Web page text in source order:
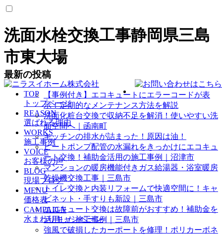
洗面水栓交換工事静岡県三島
市東大場
TOP
トップページ
REASON
選ばれる理由
WORKS
施工事例
VOICE
お客様の声
BLOG
現場ブログ
MENU
価格表
CAMPAIGN
水まわりキャンペーン
最新の投稿
【事例付き】エコキュートにエラーコードが表
示！定期的なメンテナンス方法を解説
洗面化粧台交換で収納不足を解消！使いやすい洗
面空間へ｜函南町
キッチンの排水が詰まった！原因は油！
ヒートポンプ配管の水漏れをきっかけにエコキュ
ート交換！補助金活用の施工事例｜沼津市
マンションの暖房機能付きガス給湯器・浴室暖房
乾燥機交換工事｜三島市
トイレ交換と内装リフォームで快適空間に！キャ
ビネット・手すりも新設｜三島市
エコキュート交換は故障前がおすすめ！補助金を
活用した施工事例｜三島市
強風で破損したカーポートを修理！ポリカーボネ